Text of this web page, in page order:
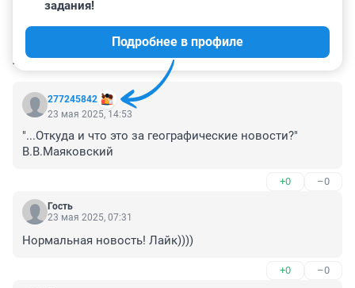
КОММЕНТАРИИ 19
277245842
задания!
Подробнее в профиле
23 мая 2025, 14:53
"...Откуда и что это за географические новости?"
В.В.Маяковский
+0 –0
Гость
23 мая 2025, 07:31
Нормальная новость! Лайк))))
+0 –0